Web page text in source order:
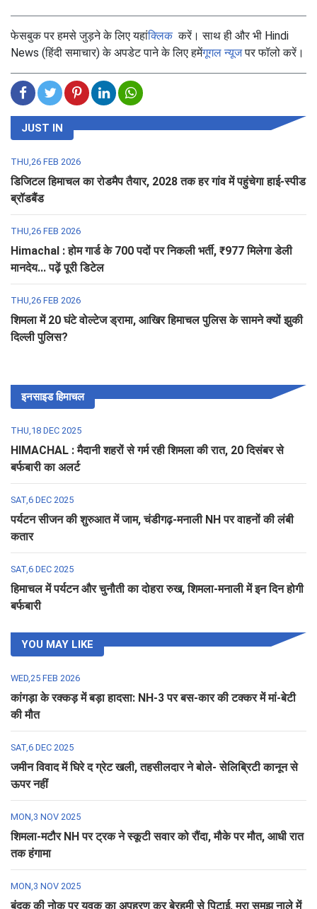
फेसबुक पर हमसे जुड़ने के लिए यहांक्लिककरें। साथ ही और भी Hindi
News (हिंदी समाचार) के अपडेट पाने के लिए हमेंगूगल न्यूजपर फॉलो करें।
JUST IN
THU,26 FEB 2026
डिजिटल हिमाचल का रोडमैप तैयार, 2028 तक हर गांव में पहुंचेगा हाई-स्पीड
ब्रॉडबैंड
THU,26 FEB 2026
Himachal : होम गार्ड के 700 पदों पर निकली भर्ती, ₹977 मिलेगा डेली
मानदेय... पढ़ें पूरी डिटेल
THU,26 FEB 2026
शिमला में 20 घंटे वोल्टेज ड्रामा, आखिर हिमाचल पुलिस के सामने क्यों झुकी
दिल्ली पुलिस?
इनसाइड हिमाचल
THU,18 DEC 2025
HIMACHAL : मैदानी शहरों से गर्म रही शिमला की रात, 20 दिसंबर से
बर्फबारी का अलर्ट
SAT,6 DEC 2025
पर्यटन सीजन की शुरुआत में जाम, चंडीगढ़-मनाली NH पर वाहनों की लंबी
कतार
SAT,6 DEC 2025
हिमाचल में पर्यटन और चुनौती का दोहरा रुख, शिमला-मनाली में इन दिन होगी
बर्फबारी
YOU MAY LIKE
WED,25 FEB 2026
कांगड़ा के रक्कड़ में बड़ा हादसा: NH-3 पर बस-कार की टक्कर में मां-बेटी
की मौत
SAT,6 DEC 2025
जमीन विवाद में घिरे द ग्रेट खली, तहसीलदार ने बोले- सेलिब्रिटी कानून से
ऊपर नहीं
MON,3 NOV 2025
शिमला-मटौर NH पर ट्रक ने स्कूटी सवार को रौंदा, मौके पर मौत, आधी रात
तक हंगामा
MON,3 NOV 2025
बंदूक की नोक पर युवक का अपहरण कर बेरहमी से पिटाई, मरा समझ नाले में